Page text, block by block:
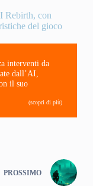
Rebirth, con
del gioco
interventi da
dall’AI,
il suo
(scopri di più)
PROSSIMO